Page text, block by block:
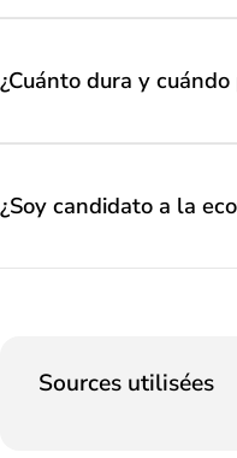
¿Cuánto dura y
¿Soy candidato a la
Sources utilisées